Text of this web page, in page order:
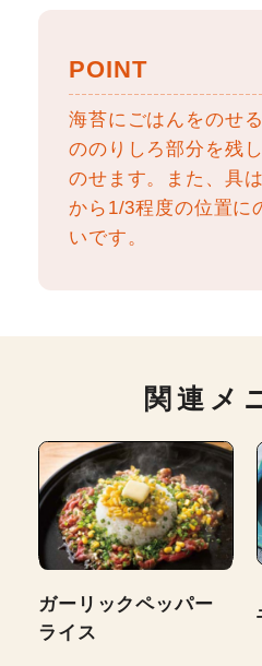
POINT
海苔にごはんをのせ
ののりしろ部分を残
のせます。また、具
から1/3程度の位置に
いです。
関連メ
ガーリックペッパー
ライス